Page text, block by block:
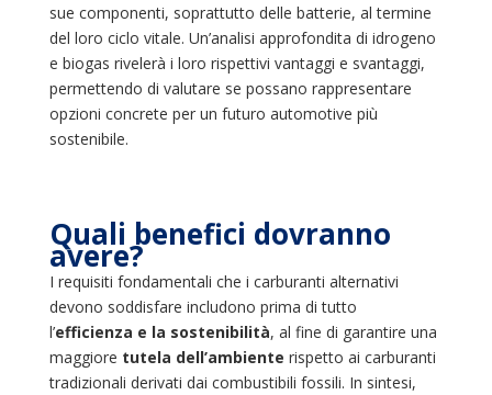
sue componenti, soprattutto delle batterie, al termine
del loro ciclo vitale. Un’analisi approfondita di idrogeno
e biogas rivelerà i loro rispettivi vantaggi e svantaggi,
permettendo di valutare se possano rappresentare
opzioni concrete per un futuro automotive più
sostenibile.
Quali benefici dovranno
avere?
I requisiti fondamentali che i carburanti alternativi
devono soddisfare includono prima di tutto
l’efficienza e la sostenibilità, al fine di garantire una
maggiore tutela dell’ambiente rispetto ai carburanti
tradizionali derivati dai combustibili fossili. In sintesi,